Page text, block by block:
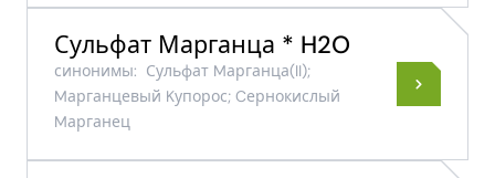
Сульфат Марганца * H2O
синонимы: Сульфат Mарганца​(II)​;
Mарганцевый Kупорос; Cернокислый
Mарганец